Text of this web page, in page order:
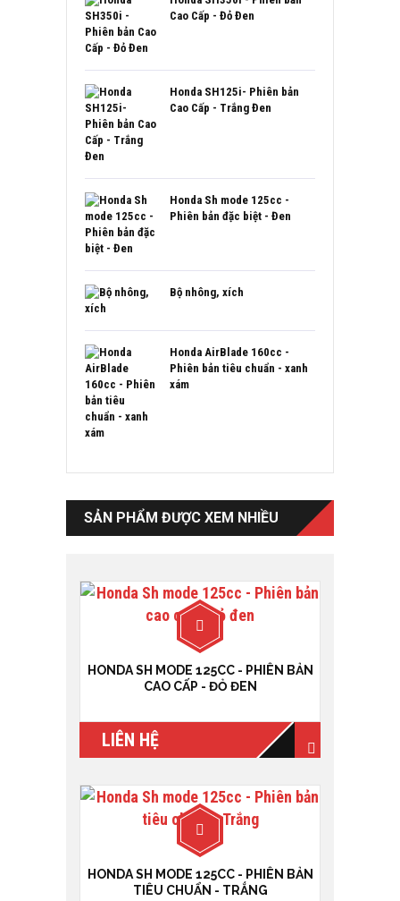
Cao Cấp - Đỏ Đen
Honda SH125i- Phiên bản
Cao Cấp - Trắng Đen
Honda Sh mode 125cc -
Phiên bản đặc biệt - Đen
Bộ nhông, xích
Honda AirBlade 160cc -
Phiên bản tiêu chuẩn - xanh
xám
SẢN PHẨM ĐƯỢC XEM NHIỀU
HONDA SH MODE 125CC - PHIÊN BẢN
CAO CẤP - ĐỎ ĐEN
LIÊN HỆ
HONDA SH MODE 125CC - PHIÊN BẢN
TIÊU CHUẨN - TRẮNG